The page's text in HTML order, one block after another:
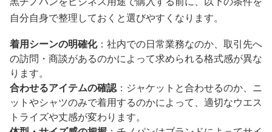
自分自身で整理しておくと選びやすくなります。
着用シーンの明確化：社内での日常業務なのか、取引先へ
の訪問・商談があるのかによって求められる格式感が異な
ります。
合わせるアイテムの確認：ジャケットと合わせるのか、ニ
ットやシャツのみで着用するのかによって、適切なウエス
トライズや丈感が変わります。